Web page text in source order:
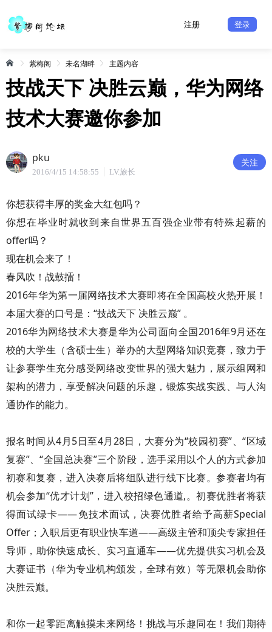
注册 登录
紫梅阁 未名湖畔 主题内容
技战天下 决胜云巅，华为网络
技术大赛邀你参加
pku
2016/4/15 14:58:55 LV.旅长
关注
你想获得丰厚的奖金大红包吗？
你想在毕业时就收到来自世界五百强企业带有特殊起薪的
offer吗？
现在机会来了！
春风吹！战鼓擂！
2016年华为第一届网络技术大赛即将在全国高校火热开展！
本届大赛的口号是：“技战天下 决胜云巅” 。
2016华为网络技术大赛是华为公司面向全国2016年9月还在
校的大学生（含硕士生）举办的大型网络知识竞赛，致力于
让参赛学生充分感受网络改变世界的强大魅力，展示组网和
架构的潜力，享受解决问题的乐趣，锻炼实战实践、与人沟
通协作的能力。
报名时间从4月5日至4月28日，大赛分为“校园初赛”、“区域
复赛”、“全国总决赛”三个阶段，选手采用以个人的方式参加
初赛和复赛，进入决赛后将组队进行线下比赛。参赛者均有
机会参加“优才计划”，进入校招绿色通道,。初赛优胜者将获
得面试绿卡——免技术面试，决赛优胜者给予高薪Special
Offer；入职后更有职业快车道——高级主管和顶尖专家担任
导师，助你快速成长、实习直通车——优先提供实习机会及
大赛证书（华为专业机构颁发，全球有效）等无限机会助你
决胜云巅。
和你一起零距离触摸未来网络！挑战与乐趣同在！我们期待